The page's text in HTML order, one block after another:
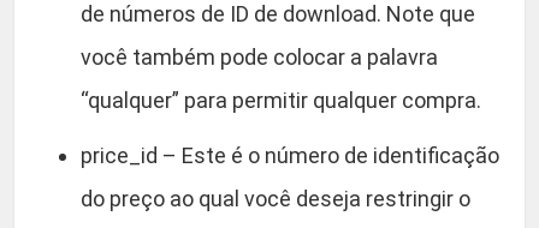
de números de ID de download. Note que
você também pode colocar a palavra
“qualquer” para permitir qualquer compra.
price_id – Este é o número de identificação
do preço ao qual você deseja restringir o